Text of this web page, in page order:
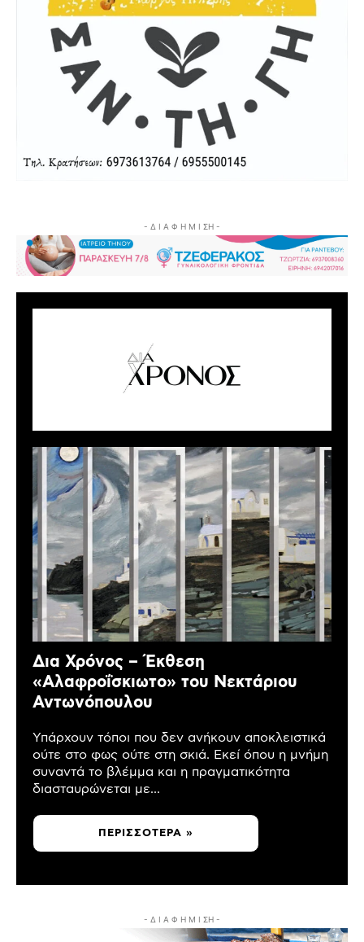
- Δ Ι Α Φ Η Μ Ι ΣΗ -
Δια Χρόνος – Έκθεση
«Αλαφροΐσκιωτο» του Νεκτάριου
Αντωνόπουλου
Υπάρχουν τόποι που δεν ανήκουν αποκλειστικά
ούτε στο φως ούτε στη σκιά. Εκεί όπου η μνήμη
συναντά το βλέμμα και η πραγματικότητα
διασταυρώνεται με...
ΠΕΡΙΣΣΌΤΕΡΑ »
- Δ Ι Α Φ Η Μ Ι ΣΗ -